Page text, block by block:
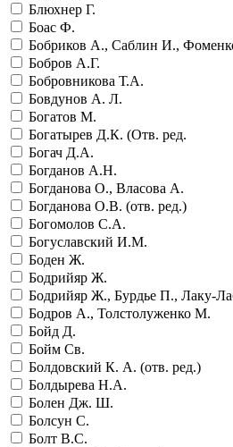
Блюхнер Г.
Боас Ф.
Бобриков А., Саблин И.,
Бобров А.Г.
Бобровникова Т.А.
Бовдунов А. Л.
Богатов М.
Богатырев Д.К. (Отв. ред.
Богач Д.А.
Богданов А.Н.
Богданова О., Власова А.
Богданова О.В. (отв. ред.)
Богомолов С.А.
Богуславский И.М.
Боден Ж.
Бодрийяр Ж.
Бодрийяр Ж., Бурдье П., Лаку-
Бодров А., Толстолуженко М.
Бойд Д.
Бойм Св.
Болдовский К. А. (отв. ред.)
Болдырева Н.А.
Болен Дж. Ш.
Болсун С.
Болт В.С.